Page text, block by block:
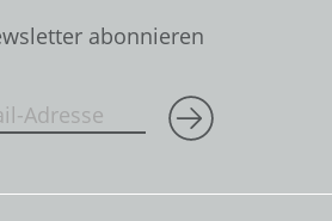
abonnieren